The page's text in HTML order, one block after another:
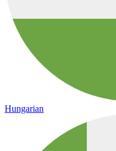
Hungarian